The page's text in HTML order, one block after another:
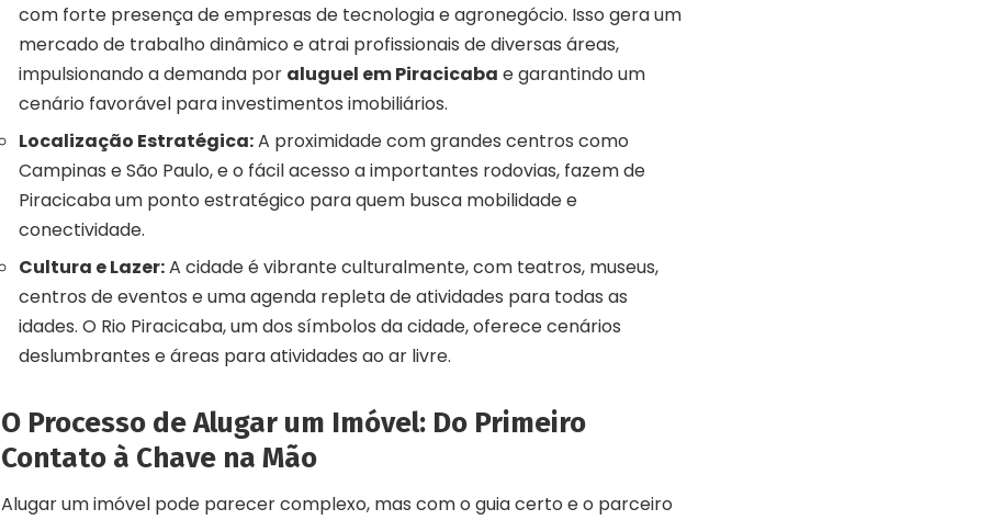
com forte presença de empresas de tecnologia e agronegócio. Isso gera um
mercado de trabalho dinâmico e atrai profissionais de diversas áreas,
impulsionando a demanda por aluguel em Piracicaba e garantindo um
cenário favorável para investimentos imobiliários.
Localização Estratégica:A proximidade com grandes centros como
Campinas e São Paulo, e o fácil acesso a importantes rodovias, fazem de
Piracicaba um ponto estratégico para quem busca mobilidade e
conectividade.
Cultura e Lazer:A cidade é vibrante culturalmente, com teatros, museus,
centros de eventos e uma agenda repleta de atividades para todas as
idades. O Rio Piracicaba, um dos símbolos da cidade, oferece cenários
deslumbrantes e áreas para atividades ao ar livre.
O Processo de Alugar um Imóvel: Do Primeiro
Contato à Chave na Mão
Alugar um imóvel pode parecer complexo, mas com o guia certo e o parceiro